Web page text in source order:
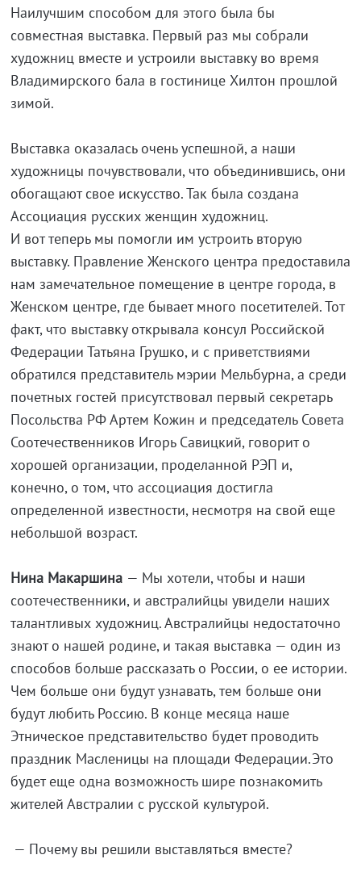
Наилучшим способом для этого была бы
совместная выставка. Первый раз мы собрали
художниц вместе и устроили выставку во время
Владимирского бала в гостинице Хилтон прошлой
зимой.
Выставка оказалась очень успешной, а наши
художницы почувствовали, что объединившись, они
обогащают свое искусство. Так была создана
Ассоциация русских женщин художниц.
И вот теперь мы помогли им устроить вторую
выставку. Правление Женского центра предоставила
нам замечательное помещение в центре города, в
Женском центре, где бывает много посетителей. Тот
факт, что выставку открывала консул Российской
Федерации Татьяна Грушко, и с приветствиями
обратился представитель мэрии Мельбурна, а среди
почетных гостей присутствовал первый секретарь
Посольства РФ Артем Кожин и председатель Совета
Соотечественников Игорь Савицкий, говорит о
хорошей организации, проделанной РЭП и,
конечно, о том, что ассоциация достигла
определенной известности, несмотря на свой еще
небольшой возраст.
Нина Макаршина — Мы хотели, чтобы и наши
соотечественники, и австралийцы увидели наших
талантливых художниц. Австралийцы недостаточно
знают о нашей родине, и такая выставка — один из
способов больше рассказать о России, о ее истории.
Чем больше они будут узнавать, тем больше они
будут любить Россию. В конце месяца наше
Этническое представительство будет проводить
праздник Масленицы на площади Федерации.Это
будет еще одна возможность шире познакомить
жителей Австралии с русской культурой.
— Почему вы решили выставляться вместе?